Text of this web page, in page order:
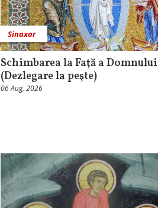
Sinaxar
Schimbarea la Faţă a Domnului
(Dezlegare la peşte)
06 Aug, 2026